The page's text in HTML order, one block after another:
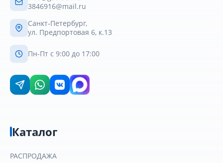
3846916@mail.ru
Санкт-Петербург,
ул. Предпортовая 6, к.13
Пн-Пт с 9:00 до 17:00
Каталог
РАСПРОДАЖА